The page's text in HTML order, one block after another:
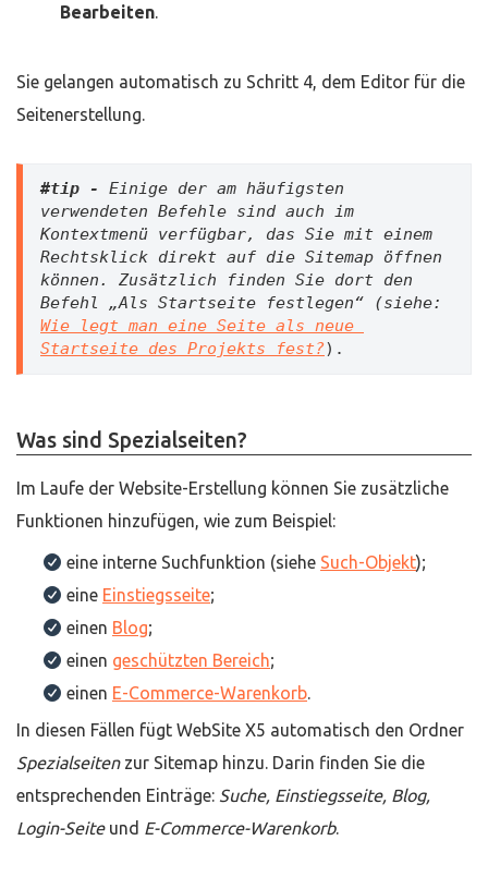
Bearbeiten.
Sie gelangen automatisch zu Schritt 4, dem Editor für die
Seitenerstellung.
#tip -
Einige der am häufigsten
verwendeten Befehle sind auch im
Kontextmenü verfügbar, das Sie mit einem
Rechtsklick direkt auf die Sitemap öffnen
können. Zusätzlich finden Sie dort den
Wie legt man eine Seite als neue
Startseite des Projekts fest?).
Was sind Spezialseiten?
Im Laufe der Website-Erstellung können Sie zusätzliche
Funktionen hinzufügen, wie zum Beispiel:
eine interne Suchfunktion (siehe Such-Objekt);
eine Einstiegsseite;
einen Blog;
einen geschützten Bereich;
einen E-Commerce-Warenkorb.
In diesen Fällen fügt WebSite X5 automatisch den Ordner
Spezialseitenzur Sitemap hinzu. Darin finden Sie die
entsprechenden Einträge: Suche, Einstiegsseite, Blog,
Login-Seiteund E-Commerce-Warenkorb.